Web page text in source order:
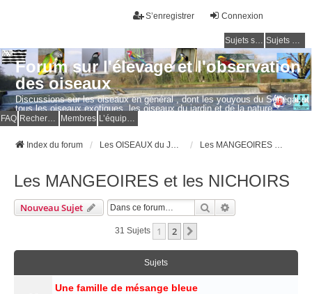
Connexion
S’enregistrer
Sujets sans réponse Sujets actifs
Forum sur l'élevage et l'observation
des oiseaux
Discussions sur les oiseaux en général , dont les youyous du Sénégal et
tous les oiseaux exotiques, les oiseaux du jardin et de la nature.
Questions, photos, expériences.
FAQ Membres
Index du forum
Les MANGEOIRES et les NICHOIRS
Nouveau Sujet Rechercher
31 Sujets 1 2
Sujets
Une famille de mésange bleue